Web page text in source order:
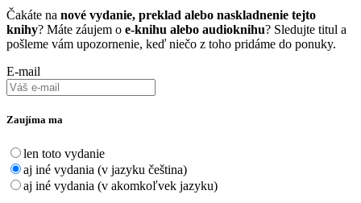
Čakáte na nové vydanie, preklad alebo naskladnenie tejto
knihy? Máte záujem o e-knihu alebo audioknihu? Sledujte titul a
pošleme vám upozornenie, keď niečo z toho pridáme do ponuky.
E-mail
Zaujíma ma
len toto vydanie
aj iné vydania (v jazyku čeština)
aj iné vydania (v akomkoľvek jazyku)